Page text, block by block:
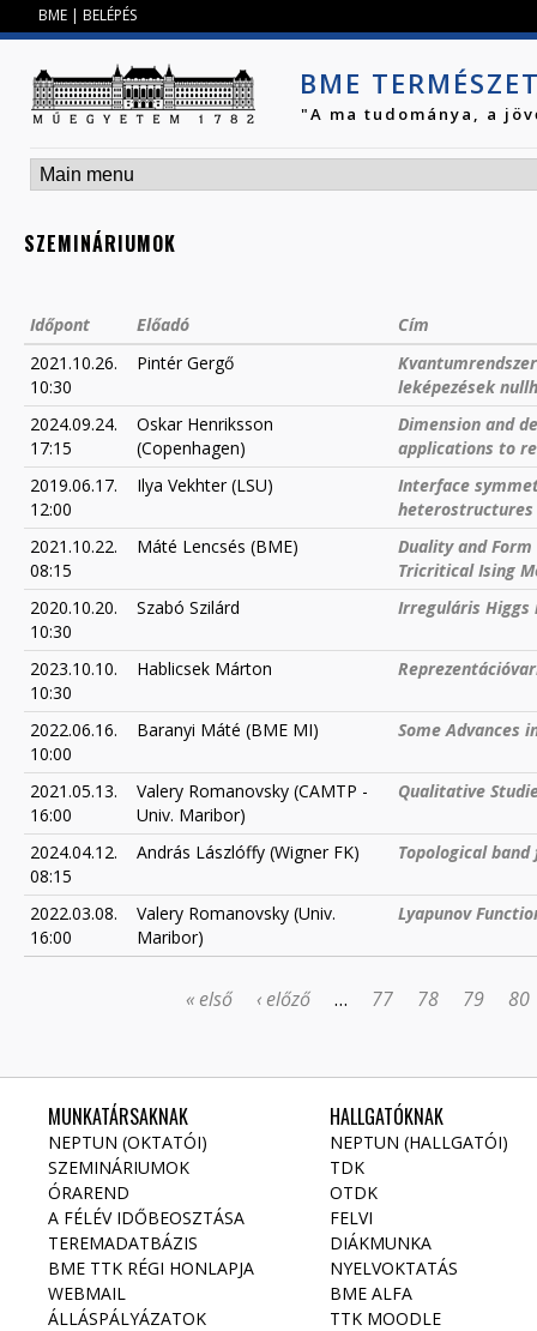
BME | BELÉPÉS
BME
"A ma tudománya, a
SZEMINÁRIUMOK
Időpont Előadó
Cím
2021.10.26.
10:30
Pintér Gergő
leképezések
2024.09.24.
17:15
Oskar Henriksson
(Copenhagen)
Dimension and
applications to
2019.06.17.
12:00
Ilya Vekhter (LSU)
Interface
heterostructures
2021.10.22.
08:15
Máté Lencsés (BME)
Duality and
Tricritical Ising
2020.10.20.
10:30
Szabó Szilárd Irreguláris Higgs
2023.10.10.
10:30
Hablicsek Márton
2022.06.16.
10:00
Baranyi Máté (BME MI) Some Advances
2021.05.13.
16:00
Valery Romanovsky (CAMTP -
Univ. Maribor)
Qualitative
2024.04.12.
08:15
András Lászlóffy (Wigner FK) Topological
2022.03.08.
16:00
Valery Romanovsky (Univ.
Maribor)
Lyapunov
« első ‹ előző … 77 78 79 80
MUNKATÁRSAKNAK
NEPTUN (OKTATÓI)
SZEMINÁRIUMOK
ÓRAREND
A FÉLÉV IDŐBEOSZTÁSA
TEREMADATBÁZIS
BME TTK RÉGI HONLAPJA
WEBMAIL
ÁLLÁSPÁLYÁZATOK
HALLGATÓKNAK
NEPTUN (HALLGATÓI)
TDK
OTDK
FELVI
DIÁKMUNKA
NYELVOKTATÁS
BME ALFA
TTK MOODLE